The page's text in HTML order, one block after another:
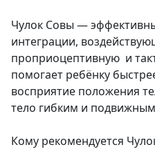
Чулок Совы —
интеграции,
проприоцептивную и
помогает ребёнку
восприятие положения
тело гибким и
Кому рекомендуется